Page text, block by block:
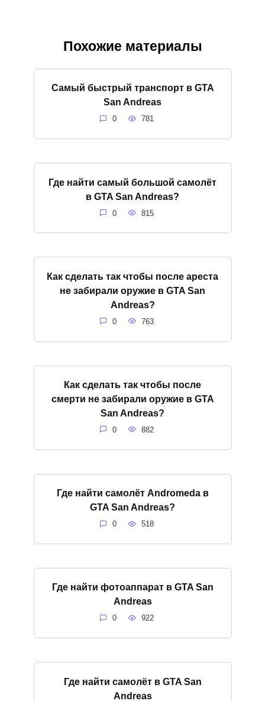
Похожие материалы
Самый быстрый транспорт в GTA
San Andreas
0 781
Где найти самый большой самолёт
в GTA San Andreas?
0 815
Как сделать так чтобы после ареста
не забирали оружие в GTA San
Andreas?
0 763
Как сделать так чтобы после
смерти не забирали оружие в GTA
San Andreas?
0 882
Где найти самолёт Andromeda в
GTA San Andreas?
0 518
Где найти фотоаппарат в GTA San
Andreas
0 922
Где найти самолёт в GTA San
Andreas